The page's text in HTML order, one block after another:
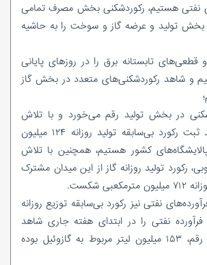
نفتی هستیم، رکوردشکنی بخش مصرف تمامی
بخش تولید و عرضه گاز و سوخت را به حاشیه
قطعی‌های تابستانه برق را در روزهای پایانی
و شاهد رکوردشکنی‌های متعدد در بخش گاز
در بخش تولید رقم می‌خورد و با تلاش
شبانه‌روزی، شاهد ثبت رکورد بی‌سابقه تولید روزانه ۱۲۴ میلیون
پالایشگاه‌های کشور هستیم، همچنین با تلاش
رکورد تولید روزانه گاز از این میدان مشترک
شکست.
نفتی نیز رکورد بی‌سابقه توزیع روزانه
فرآورده نفتی را در ابتدای هفته جاری شاهد
بودیم که از این رقم، ۱۵۳ میلیون لیتر مربوط به گازوئیل بوده